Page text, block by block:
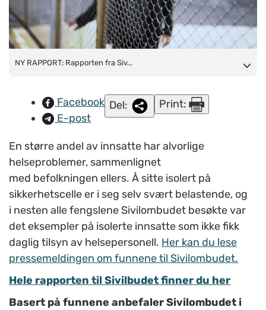
NY RAPPORT:Rapporten fra Sivilombudet omhandler 15
enn halvparten av de undersøkte fengslene gjennomførte ikke
helseavdelingene selvmordskartlegging systematisk.
(Illustrasjonsfoto:
NY RAPPORT: Rapporten fra Siv...
Facebook
E-post
Del: Print:
En større andel av innsatte har alvorlige
helseproblemer, sammenlignet
med befolkningen ellers. Å sitte isolert på
sikkerhetscelle er i seg selv svært belastende, og
i nesten alle fengslene Sivilombudet besøkte var
det eksempler på isolerte innsatte som ikke fikk
daglig tilsyn av helsepersonell. Her kan du lese
pressemeldingen om funnene til Sivilombudet.
Hele rapporten til Sivilbudet finner du her
Basert på funnene anbefaler Sivilombudet i